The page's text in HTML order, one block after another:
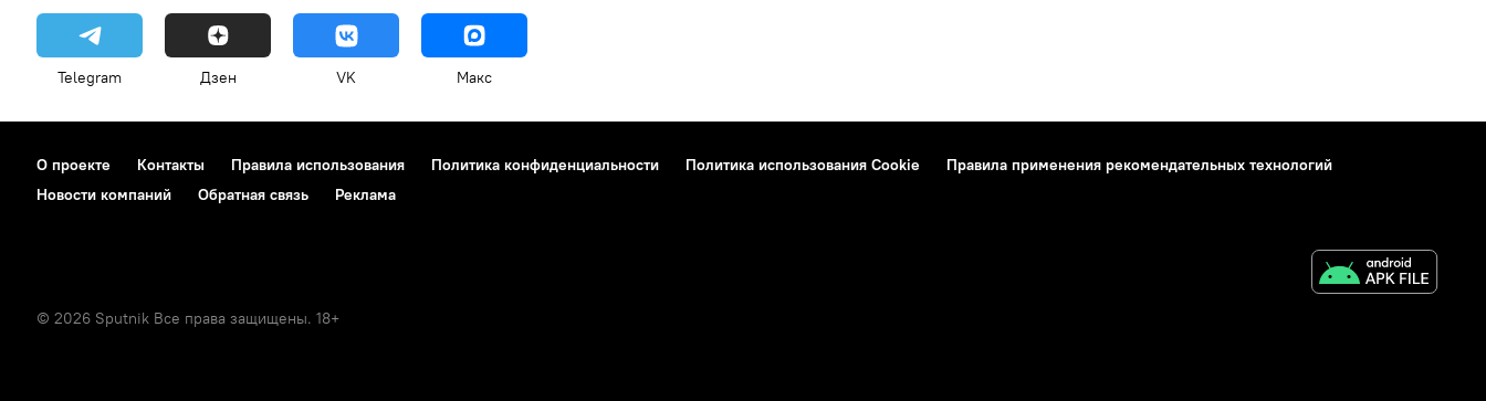
Telegram Дзен VK Макс
О проекте Контакты Правила использования Политика конфиденциальности Политика использования Cookie
Правила применения рекомендательных технологий
Новости компаний
Обратная связь Реклама
© 2026 Sputnik Все права защищены. 18+